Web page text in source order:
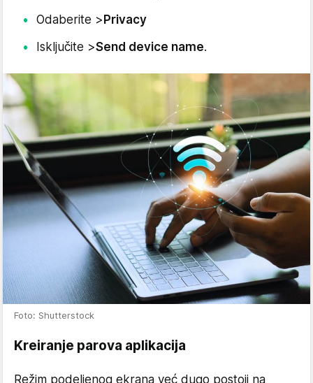
Odaberite > Privacy
Isključite >Send device name.
Foto: Shutterstock
Kreiranje parova aplikacija
Režim podeljenog ekrana već dugo postoji na